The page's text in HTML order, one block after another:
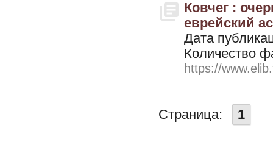
Ковчег :
еврейский
Дата
Количество
https://
Страница: 1